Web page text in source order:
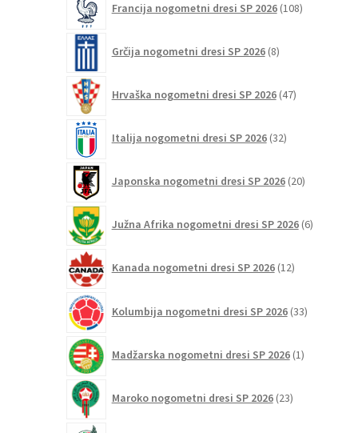
Francija nogometni dresi SP 2026 108izdelkov
Grčija nogometni dresi SP 2026 8izdelkov
Hrvaška nogometni dresi SP 2026 47izdelkov
Italija nogometni dresi SP 2026 32izdelkov
Japonska nogometni dresi SP 2026 20izdelkov
Južna Afrika nogometni dresi SP 2026 6izdelkov
Kanada nogometni dresi SP 2026 12izdelkov
Kolumbija nogometni dresi SP 2026 33izdelkov
Madžarska nogometni dresi SP 2026 1izdelek
Maroko nogometni dresi SP 2026 23izdelkov